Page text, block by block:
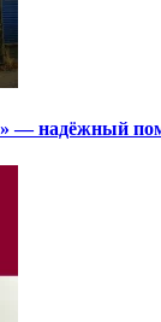
— надёжный